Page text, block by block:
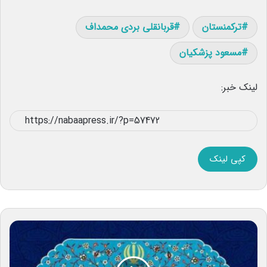
ترکمنستان
قربانقلی بردی محمداف
مسعود پزشکیان
لینک خبر:
کپی لینک